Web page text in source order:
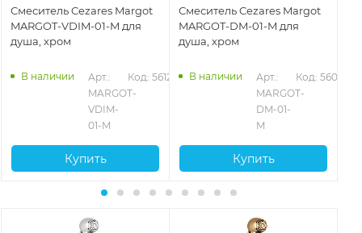
Смеситель Cezares Margot
MARGOT-VDIM-01-M для
душа, хром
В наличии
Арт.:
MARGOT-
VDIM-
01-M
Код: 56120
Купить
Смеситель Cezares Margot
MARGOT-DM-01-M для
душа, хром
В наличии
Арт.:
MARGOT-
DM-01-
M
Код: 56092
Купить